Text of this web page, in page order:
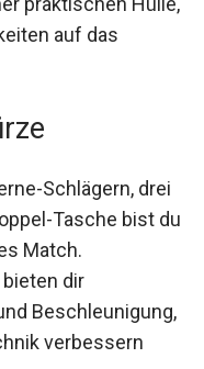
auf
Doppel-Tasche
jedes Match.
dir
die ihre